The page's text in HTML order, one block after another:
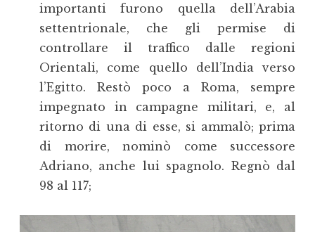
importanti furono quella dell’Arabia
settentrionale, che gli permise di
controllare il traffico dalle regioni
Orientali, come quello dell’India verso
l’Egitto. Restò poco a Roma, sempre
impegnato in campagne militari, e, al
ritorno di una di esse, si ammalò; prima
di morire, nominò come successore
Adriano, anche lui spagnolo. Regnò dal
98 al 117;